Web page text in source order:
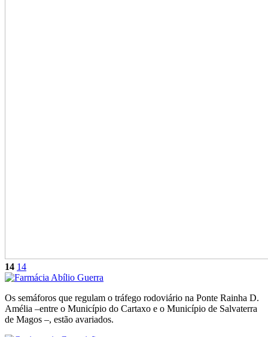
14 14
Os semáforos que regulam o tráfego rodoviário na Ponte Rainha D.
Amélia –entre o Município do Cartaxo e o Município de Salvaterra
de Magos –, estão avariados.